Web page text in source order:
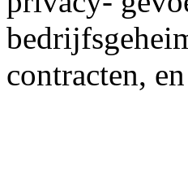
contracten,